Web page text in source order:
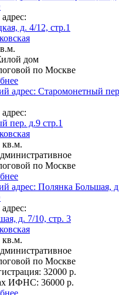
д. 4/12, стр.1
дом
по Москве
пер. д.9 стр.1
кв.м.
по Москве
д. 7/10, стр. 3
кв.м.
по Москве
32000 р.
ИФНС: 36000 р.